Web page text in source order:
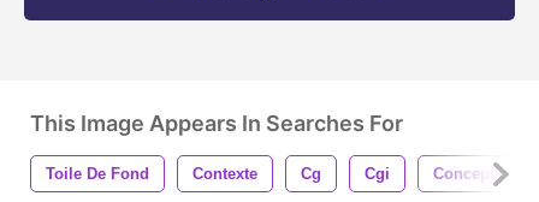
This Image Appears In Searches For
Toile De Fond Contexte Cg Cgi Conception